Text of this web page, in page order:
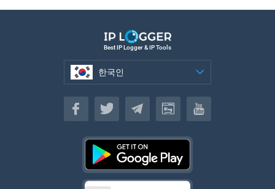
Best IP Logger & IP Tools
한국인
한국인